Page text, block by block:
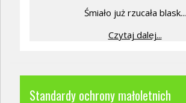
Śmiało już rzucała blask...
Czytaj dalej...
Standardy ochrony małoletnich